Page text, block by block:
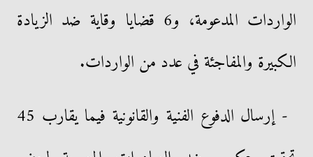
الواردات المدعومة، و6 قضايا وقاية ضد الزيادة
الكبيرة والمفاجئة في عدد من الواردات.
- إرسال الدفوع الفنية والقانونية فيما يقارب 45